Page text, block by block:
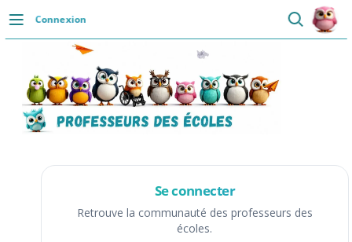
PasserConnexion
DÉCOUVRIR
Accueil
Se connecter
VIE PROFESSIONNELLE
Ressources
Se connecter
Retrouve la communauté des professeurs des
écoles.